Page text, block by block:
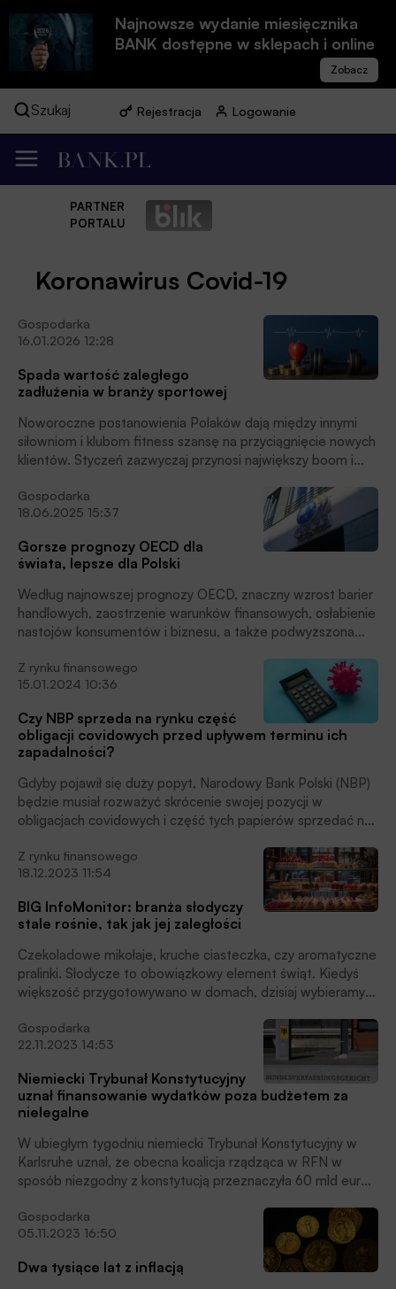
Najnowsze wydanie miesięcznika
BANK dostępne w sklepach i online
Szukaj Rejestracja Logowanie
PARTNER
PORTALU
Koronawirus Covid-19
Gospodarka
16.01.2026 12:28
Spada wartość zaległego
zadłużenia w branży sportowej
Noworoczne postanowienia Polaków dają między innymi
siłowniom i klubom fitness szansę na przyciągnięcie nowych
klientów. Styczeń zazwyczaj przynosi największy boom i
plany ’26 Polaków jasno wskazują, że prognozowany
największy wzrost wydatków dotyczy właśnie zdrowia i
kondycji fizycznej. Podobnie było w 2025 roku, co w
efekcie przynosi w końcu pozytywne zmiany trendu.
Poprawia się również kondycja finansowa branży związanej
z aktywnością sportową. W rok jej zaległości zmniejszyły się
o 18 proc. do 74 mln zł. Na tym tle wciąż wymaga poprawy
sytuacja płatnicza klubów fitness – wynika z danych BIG
Gospodarka
18.06.2025 15:37
Gorsze prognozy OECD dla
świata, lepsze dla Polski
Według najnowszej prognozy OECD, znaczny wzrost barier
handlowych, zaostrzenie warunków finansowych, osłabienie
nastojów konsumentów i biznesu, a także podwyższona
światowego wzrostu PKB. Pozytywnie na tym tyle
wyróżniają się prognozy dla Polski.
Z rynku finansowego
15.01.2024 10:36
Czy NBP sprzeda na rynku część
obligacji covidowych przed upływem terminu ich
zapadalności?
Gdyby pojawił się duży popyt, Narodowy Bank Polski (NBP)
będzie musiał rozważyć skrócenie swojej pozycji w
obligacjach covidowych i część tych papierów sprzedać na
Rady Polityki Pieniężnej (RPP) Ireneusz Dąbrowski.
Obligacje covidowe znajdujące się w dyspozycji NBP to 144
mld zł, w tym roku zapadają papiery o wartości 9 mld zł,
dodał.
Z rynku finansowego
18.12.2023 11:54
BIG InfoMonitor: branża słodyczy
stale rośnie, tak jak jej zaległości
Czekoladowe mikołaje, kruche ciasteczka, czy aromatyczne
pralinki. Słodycze to obowiązkowy element świąt. Kiedyś
większość przygotowywano w domach, dzisiaj wybieramy
dziwnego, że liczba firm, które zajmują się w Polsce
produkcją ciastek i czekolady wciąż rośnie, rosną też jednak
ich przeterminowane zobowiązania. Piekarnie i cukiernie,
producenci wyrobów czekoladowych i ciastek mają dziś
łącznie ponad 275 mln zł zaległości wobec firm i banków.
To blisko 12 mln zł więcej niż przed ubiegłorocznymi
świętami i prawie dwa razy tyle niż przed pandemią, wynika
z danych Rejestru Dłużników BIG InfoMonitor i bazy
informacji kredytowych BIK.
Gospodarka
22.11.2023 14:53
Niemiecki Trybunał Konstytucyjny
uznał finansowanie wydatków poza budżetem za
nielegalne
W ubiegłym tygodniu niemiecki Trybunał Konstytucyjny w
Karlsruhe uznał, że obecna koalicja rządząca w RFN w
sposób niezgodny z konstytucją przeznaczyła 60 mld euro
klimatyczno-transformacyjnego (Klima- und
Transformationsfonds, czyli KTF).
Gospodarka
05.11.2023 16:50
Dwa tysiące lat z inflacją